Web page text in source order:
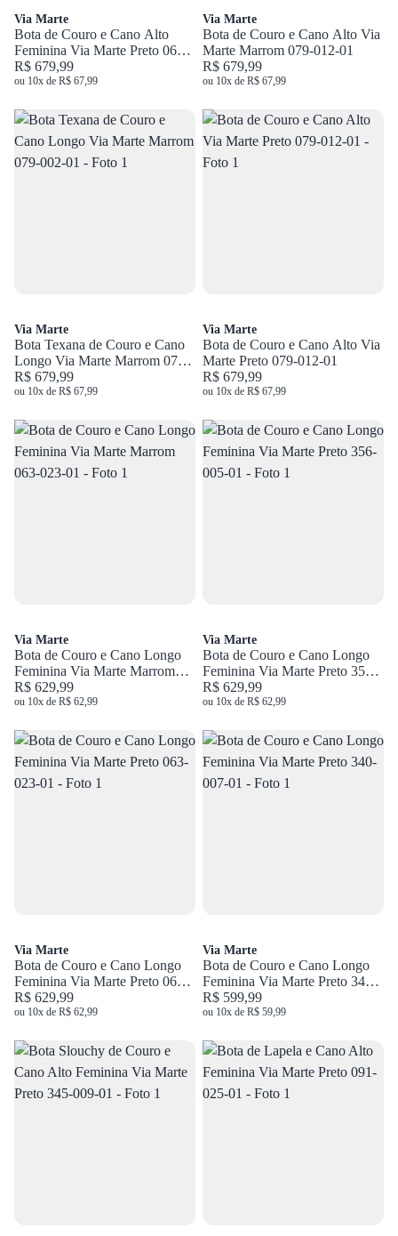
Via Marte
Bota de Couro e Cano Alto
Feminina Via Marte Preto 063-
021-01
R$ 679,99
ou 10x de R$ 67,99
Via Marte
Bota de Couro e Cano Alto Via
Marte Marrom 079-012-01
R$ 679,99
ou 10x de R$ 67,99
Via Marte
Bota Texana de Couro e Cano
Longo Via Marte Marrom 079-
002-01
R$ 679,99
ou 10x de R$ 67,99
Via Marte
Bota de Couro e Cano Alto Via
Marte Preto 079-012-01
R$ 679,99
ou 10x de R$ 67,99
Via Marte
Bota de Couro e Cano Longo
Feminina Via Marte Marrom
063-023-01
R$ 629,99
ou 10x de R$ 62,99
Via Marte
Bota de Couro e Cano Longo
Feminina Via Marte Preto 356-
005-01
R$ 629,99
ou 10x de R$ 62,99
Via Marte
Bota de Couro e Cano Longo
Feminina Via Marte Preto 063-
023-01
R$ 629,99
ou 10x de R$ 62,99
Via Marte
Bota de Couro e Cano Longo
Feminina Via Marte Preto 340-
007-01
R$ 599,99
ou 10x de R$ 59,99